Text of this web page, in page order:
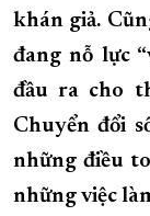
KỶ NIỆM 370 NĂM
KHOẢNH KHẮC
XÂY DỰNG
ĐẠI HỘI ĐẢNG
khán giả.
đang nỗ lực
đầu ra cho
Chuyển đổi
những điều
những việc